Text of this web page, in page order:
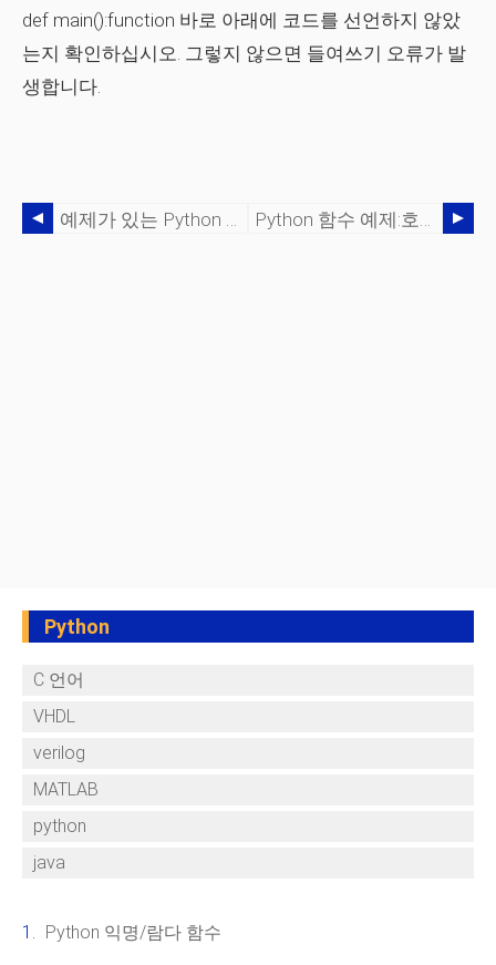
def main():function 바로 아래에 코드를 선언하지 않았
는지 확인하십시오. 그렇지 않으면 들여쓰기 오류가 발
생합니다.
예제가 있는 Python 문자열 Find() 메서드 Python 함수 예제:호출, 들여쓰기, 인수 및 반환 값
Python
C 언어
VHDL
verilog
MATLAB
python
java
Python 익명/람다 함수